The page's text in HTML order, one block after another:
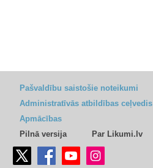
Pašvaldību saistošie noteikumi
Administratīvās atbildības ceļvedis
Apmācības
Pilnā versija
Par Likumi.lv